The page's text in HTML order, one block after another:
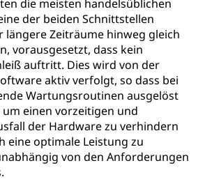
die meisten handelsüblichen
der beiden Schnittstellen
längere Zeiträume hinweg gleich
vorausgesetzt, dass kein
auftritt. Dies wird von der
aktiv verfolgt, so dass bei
Wartungsroutinen ausgelöst
einen vorzeitigen und
der Hardware zu verhindern
eine optimale Leistung zu
von den Anforderungen